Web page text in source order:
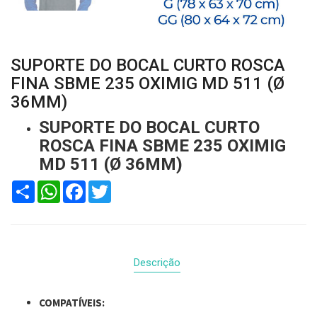
SUPORTE DO BOCAL CURTO ROSCA
FINA SBME 235 OXIMIG MD 511 (Ø
36MM)
SUPORTE DO BOCAL CURTO
ROSCA FINA SBME 235 OXIMIG
MD 511 (Ø 36MM)
Compartilhar
WhatsAppFacebook
Twitter
Descrição
COMPATÍVEIS: